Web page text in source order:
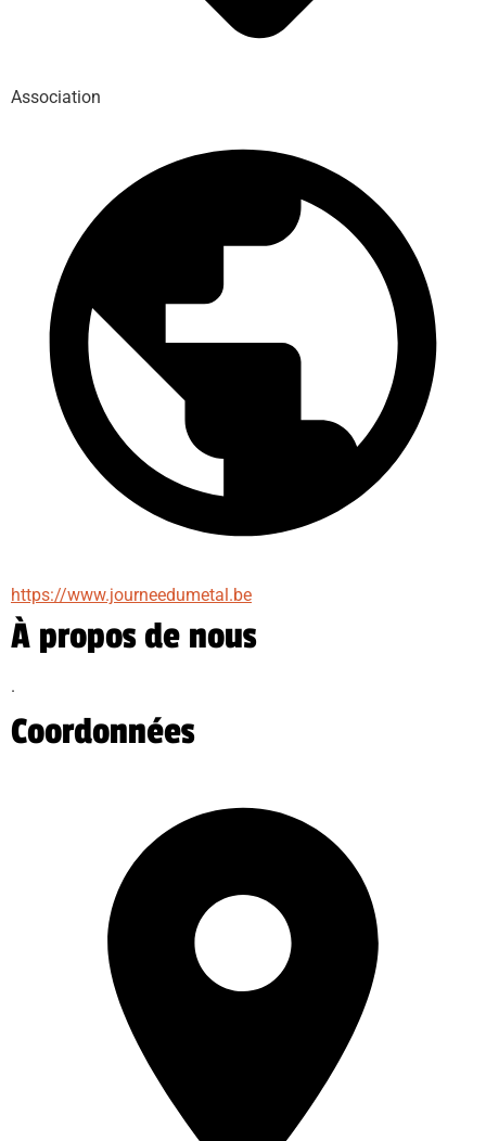
Association
https://www.journeedumetal.be
À propos de nous
.
Coordonnées